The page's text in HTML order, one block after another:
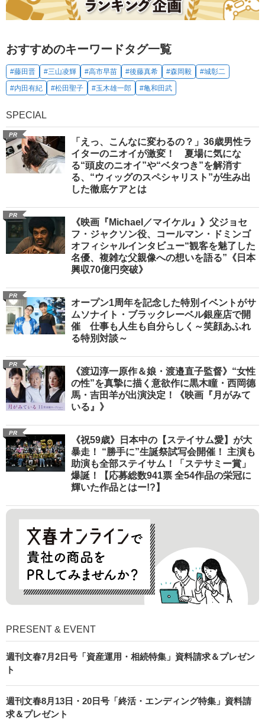
おすすめのキーワードタグ一覧
#藤田晋 #三山凌輝 #高市早苗 #後藤真希 #森岡毅
#城彰二
#内田有紀
#松田聖子 #玉木雄一郎 #亀和田武
SPECIAL
PR
「えっ、こんなに変わるの？」36歳男性ラ
イターのニオイが激変！ 夏場に気にな
る“頭皮のニオイ”や“ベタつき”を解消す
る、“ウィッグのスペシャリスト”が生み出
した徹底ケアとは
PR
《映画『Michael／マイケル』》父ジョセ
フ・ジャクソン役、コールマン・ドミンゴ
オフィシャルインタビュー“観客を魅了した
名優、複雑な父親像への想いを語る”《日本
興収70億円突破》
PR
オープン1周年を記念した特別イベントがサ
ムソナイト・ブラックレーベル銀座店で開
催 仕事も人生も自分らしく～笑顔あふれ
る特別対談～
PR
《渡辺淳一原作＆娘・渡邉直子監督》“女性
の性”を真摯に描く意欲作に黒木瞳・西岡德
馬・吉田羊が出演決定！《映画『月がみて
いる』》
PR
《祝59歳》日本中の【ステイサム愛】が大
暴走！ “勝手に”生誕祭試写会開催！ 主演も
助演も全部ステイサム！「ステサミー賞」
爆誕！【応募総数941票 全54作品の栄冠に
輝いた作品とはー!?】
PRESENT & EVENT
週刊文春7月2日号「資産運用・相続特集」資料請求＆プレゼン
ト
週刊文春8月13日・20日号「終活・エンディング特集」資料請
求＆プレゼント